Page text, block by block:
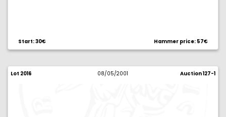
Start: 30€ Hammer price: 57€
Lot 2016 08/05/2001 Auction 127-1